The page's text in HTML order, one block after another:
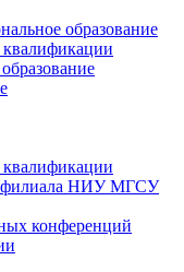
образование
филиала НИУ МГСУ
конференций